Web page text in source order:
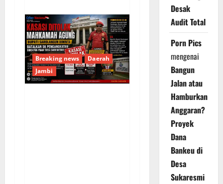
Breaking news
Daerah
Jambi
Desak
Audit Total
Porn Pics
mengenai
Bangun
Jalan atau
Hamburkan
Anggaran?
Proyek
Dana
Bankeu di
Desa
Sukaresmi